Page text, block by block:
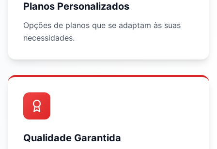
Planos Personalizados
Opções de planos que se adaptam às suas
necessidades.
Qualidade Garantida